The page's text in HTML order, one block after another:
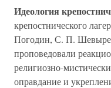
Идеология
крепостнического
Погодин, С. П.
проповедовали
религиозно-
оправдание и